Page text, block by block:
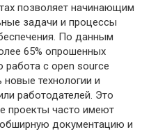
позволяет начинающим
задачи и процессы
По данным
65% опрошенных
работа с open source
технологии и
работодателей. Это
проекты часто имеют
документацию и